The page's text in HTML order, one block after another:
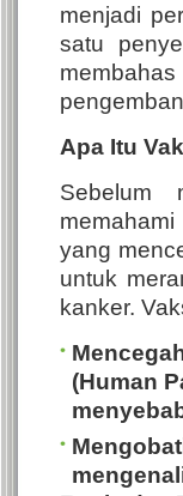
menjadi
satu
Apa Itu
Sebelum
yang
untuk
kanker.
(Human